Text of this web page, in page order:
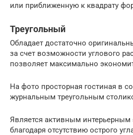
или приближенную к квадрату
Треугольный
Обладает достаточно
за счет возможности углового
позволяет максимально
На фото просторная гостиная в
журнальным треугольным
Является активным
благодаря отсутствию острого